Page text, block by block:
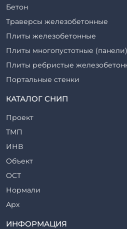
Бетон
Траверсы железобетонные
Плиты железобетонные
Плиты многопустотные (панели)
Плиты ребристые
Портальные стенки
Прогоны железобетонные
Ригели железобетонные
Сваи железобетонные
Стеновые блоки
Стойки железобетонные
Столбы железобетонные
Закладные детали
Трубы железобетонные
Утяжелители железобетонные
КАТАЛОГ СНИП
Проект
ТМП
ИНВ
Объект
ОСТ
Нормали
Арх
ТР
ИНФОРМАЦИЯ